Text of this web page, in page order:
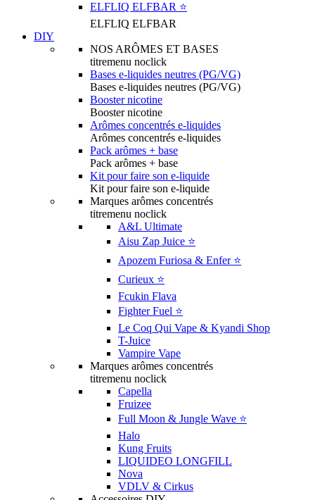
ELFLIQ ELFBAR ⭐️
ELFLIQ ELFBAR
DIY
NOS ARÔMES ET BASES
titremenu noclick
Bases e-liquides neutres (PG/VG)
Bases e-liquides neutres (PG/VG)
Booster nicotine
Booster nicotine
Arômes concentrés e-liquides
Arômes concentrés e-liquides
Pack arômes + base
Pack arômes + base
Kit pour faire son e-liquide
Kit pour faire son e-liquide
Marques arômes concentrés
titremenu noclick
A&L Ultimate
Aisu Zap Juice ⭐️
Apozem Furiosa & Enfer ⭐️
Curieux ⭐️
Fcukin Flava
Fighter Fuel ⭐️
Le Coq Qui Vape & Kyandi Shop
T-Juice
Vampire Vape
Marques arômes concentrés
titremenu noclick
Capella
Fruizee
Full Moon & Jungle Wave ⭐️
Halo
Kung Fruits
LIQUIDEO LONGFILL
Nova
VDLV & Cirkus